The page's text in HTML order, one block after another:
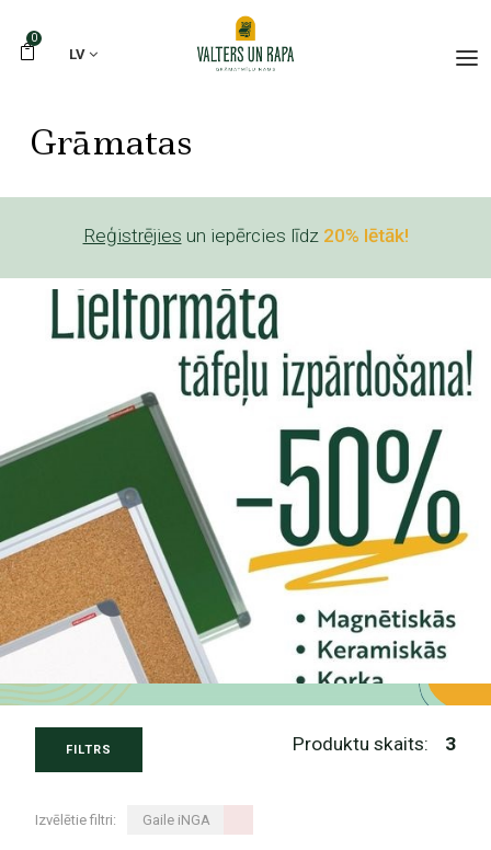
0
LV
Grāmatas
Reģistrējies un iepērcies līdz 20% lētāk!
FILTRS Produktu skaits: 3
Izvēlētie filtri: Gaile iNGA